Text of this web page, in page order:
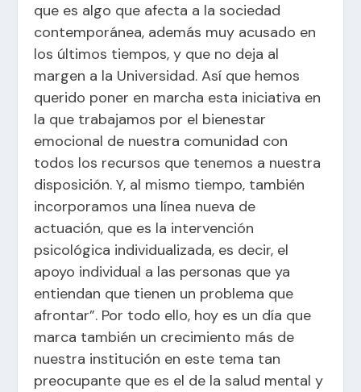
que es algo que afecta a la sociedad
contemporánea, además muy acusado en
los últimos tiempos, y que no deja al
margen a la Universidad. Así que hemos
querido poner en marcha esta iniciativa en
la que trabajamos por el bienestar
emocional de nuestra comunidad con
todos los recursos que tenemos a nuestra
disposición. Y, al mismo tiempo, también
incorporamos una línea nueva de
actuación, que es la intervención
psicológica individualizada, es decir, el
apoyo individual a las personas que ya
entiendan que tienen un problema que
afrontar”. Por todo ello, hoy es un día que
marca también un crecimiento más de
nuestra institución en este tema tan
preocupante que es el de la salud mental y